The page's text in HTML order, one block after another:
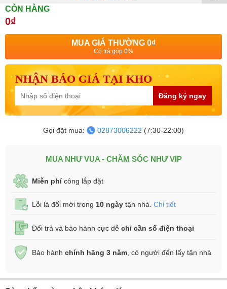
CÒN HÀNG
0₫
MUA GIÁ THƯỜNG 0₫
Có trả góp 0%
NHẬN BÁO GIÁ TẠI KHO
Đăng ký ngay
Gọi đặt mua: 02873006222 (7:30-22:00)
MUA NHƯ VUA - CHĂM SÓC NHƯ VIP
Miễn phícông lắp đặt
Lỗi là đổi mới trong 10 ngày tận nhà. Chi tiết
Đổi trả và bảo hành cực dễ chỉ cần số điện thoại
Bảo hành chính hãng 3 năm , có người đến lấy tận nhà